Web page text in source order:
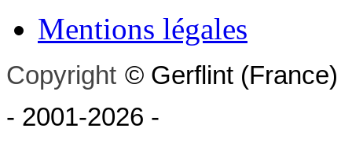
Mentions légales
Copyright © Gerflint (France)
- 2001-2026 -